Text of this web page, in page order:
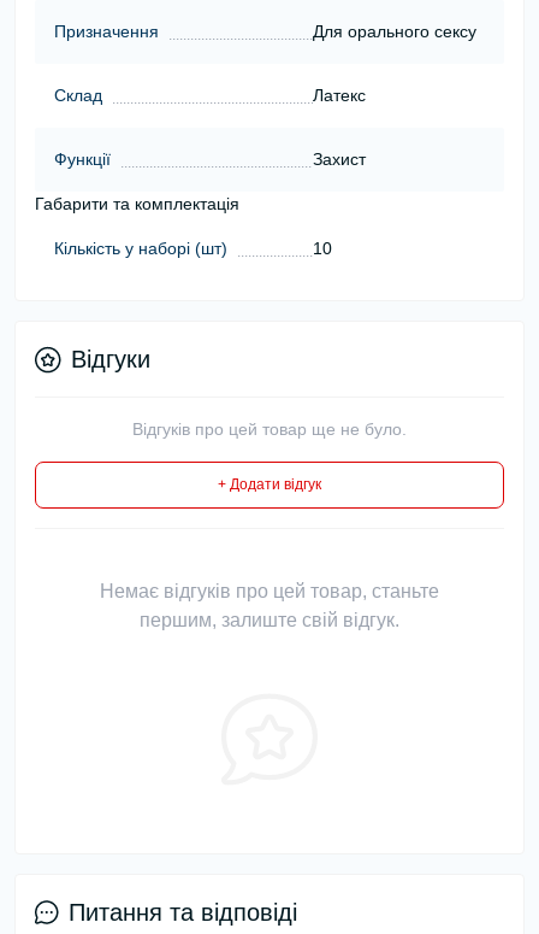
Призначення Для орального сексу
Склад Латекс
Функції Захист
Габарити та комплектація
Кількість у наборі (шт) 10
Відгуки
Відгуків про цей товар ще не було.
+ Додати відгук
Немає відгуків про цей товар, станьте
першим, залиште свій відгук.
Питання та відповіді